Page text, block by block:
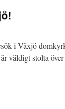
i Växjö
väldigt stolta över